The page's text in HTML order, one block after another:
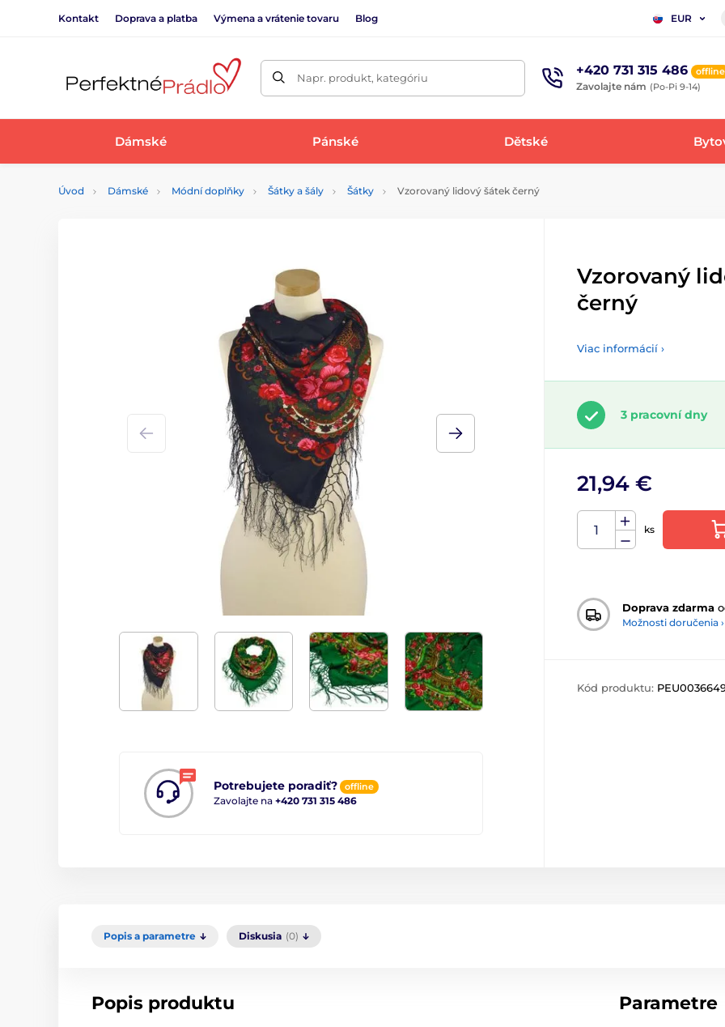
Kontakt Doprava a platba Výmena a vrátenie tovaru Blog EUR
Napr. produkt, kategóriu +420 731 315 486 offline
Zavolajte nám (Po-Pi 9-14)
Dámské Pánské Dětské
Úvod Dámské Módní doplňky Šátky a šály Šátky Vzorovaný lidový šátek černý
Potrebujete poradiť? offline
Zavolajte na +420 731 315 486
Vzorovaný
černý
Viac informácií ›
3 pracovní dny
21,94 €
ks
Doprava zdarma
Možnosti doručenia ›
Kód produktu:
Popis a parametre Diskusia (0)
Popis produktu Parametre